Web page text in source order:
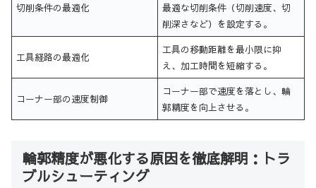
切削条件の最適化
最適な切削条件（切削速度、切
削深さなど）を設定する。
工具経路の最適化
工具の移動距離を最小限に抑
え、加工時間を短縮する。
コーナー部の速度制御
コーナー部で速度を落とし、輪
郭精度を向上させる。
輪郭精度が悪化する原因を徹底解明：トラ
ブルシューティング